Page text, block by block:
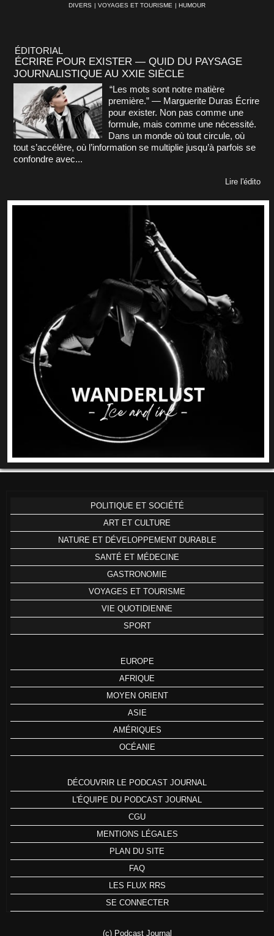
DIVERS | VOYAGES ET TOURISME | HUMOUR
ÉDITORIAL
ÉCRIRE POUR EXISTER — QUID DU PAYSAGE
JOURNALISTIQUE AU XXIE SIÈCLE
“Les mots sont notre matière
première.” — Marguerite Duras Écrire
pour exister. Non pas comme une
formule, mais comme une nécessité.
Dans un monde où tout circule, où
tout s’accélère, où l’information se multiplie jusqu’à parfois se
confondre avec...
Lire l'édito
POLITIQUE ET SOCIÉTÉ
ART ET CULTURE
NATURE ET DÉVELOPPEMENT DURABLE
SANTÉ ET MÉDECINE
GASTRONOMIE
VOYAGES ET TOURISME
VIE QUOTIDIENNE
SPORT
EUROPE
AFRIQUE
MOYEN ORIENT
ASIE
AMÉRIQUES
OCÉANIE
DÉCOUVRIR LE PODCAST JOURNAL
L'ÉQUIPE DU PODCAST JOURNAL
CGU
MENTIONS LÉGALES
PLAN DU SITE
FAQ
LES FLUX RRS
SE CONNECTER
(c) Podcast Journal